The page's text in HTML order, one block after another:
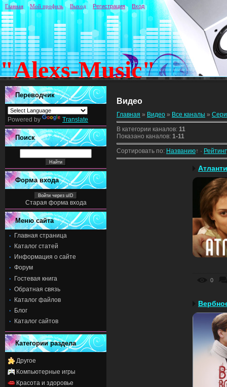
"Alexs-Music"
Главная Мой профиль Выход Регистрация Вход
Переводчик
Powered by Translate
Поиск
Форма входа
Войти через uID
Старая форма входа
Меню сайта
Главная страница
Каталог статей
Информация о сайте
Форум
Гостевая книга
Обратная связь
Каталог файлов
Блог
Каталог сайтов
Категории раздела
Другое
Компьютерные игры
Красота и здоровье
Видео
Главная » Видео » Все каналы »
В категории каналов: 11
Показано каналов: 1-11
Сортировать по: Названию↑ ·
0